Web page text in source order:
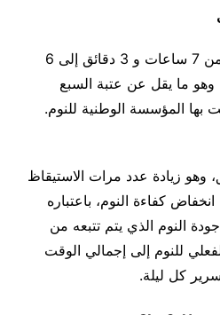
انخفض متوسط مدة النوم من 7 ساعات و 3 دقائق إلى 6
عالمياً، وهو ما يقل عن عتبة السبع
المؤسسة الوطنية للنوم.
وهو زيادة عدد مرات الاستيقاظ
كفاءة النوم، باعتباره
النوم الذي يتم تتبعه من
للنوم إلى إجمالي الوقت
كل ليلة.